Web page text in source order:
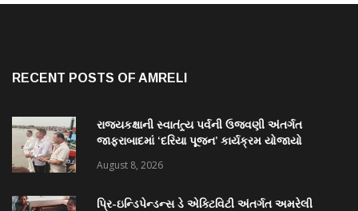
RECENT POSTS OF AMRELI
રાજ્યકક્ષાની સ્વાતંત્ર્ય પર્વની ઉજવણી અંતર્ગત
જાફરાબાદમાં ‘દરિયા પૂજન’ કાર્યક્રમ યોજાયો
August 8, 2026
પ્રિ-ઇન્ડિપેન્ડન્સ ડે એક્ટિવિટી અંતર્ગત અમરેલી